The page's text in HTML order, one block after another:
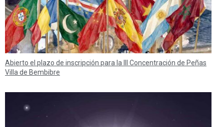
Abierto el plazo de inscripción para la III Concentración de Peñas
Villa de Bembibre